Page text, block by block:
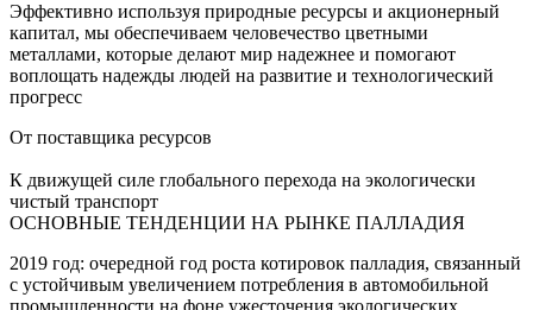
Эффективно используя природные ресурсы и акционерный
капитал, мы обеспечиваем человечество цветными
металлами, которые делают мир надежнее и помогают
воплощать надежды людей на развитие и технологический
прогресс
От поставщика ресурсов
К движущей силе глобального перехода на экологически
чистый транспорт
ОСНОВНЫЕ ТЕНДЕНЦИИ НА РЫНКЕ ПАЛЛАДИЯ
2019 год: очередной год роста котировок палладия, связанный
с устойчивым увеличением потребления в автомобильной
промышленности на фоне ужесточения экологических